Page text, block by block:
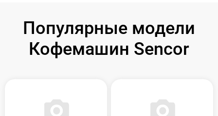
Популярные модели
Кофемашин Sencor